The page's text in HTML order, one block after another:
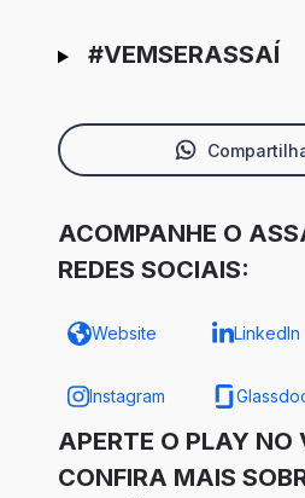
#VEMSERASSAÍ
ACOMPANHE O
REDES SOCIAIS:
Website LinkedIn
Instagram
APERTE O PLAY NO
CONFIRA MAIS